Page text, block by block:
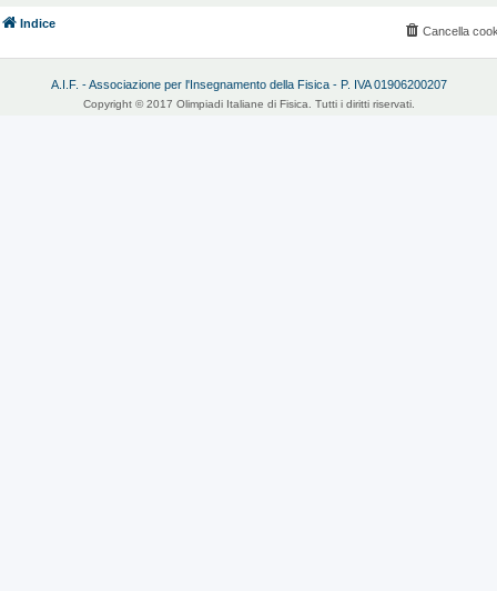
Indice
Cancella
A.I.F. - Associazione per l'Insegnamento della Fisica - P. IVA 01906200207
Copyright © 2017 Olimpiadi Italiane di Fisica. Tutti i diritti riservati.